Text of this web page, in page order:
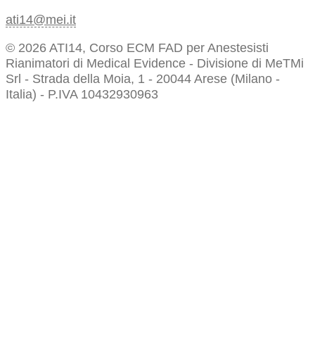
ati14@mei.it
© 2026 ATI14, Corso ECM FAD per Anestesisti
Rianimatori di Medical Evidence - Divisione di MeTMi
Srl - Strada della Moia, 1 - 20044 Arese (Milano -
Italia) - P.IVA 10432930963